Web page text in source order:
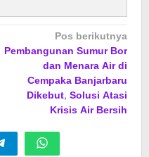
Pos berikutnya
Pembangunan Sumur Bor
dan Menara Air di
Cempaka Banjarbaru
Dikebut, Solusi Atasi
Krisis Air Bersih